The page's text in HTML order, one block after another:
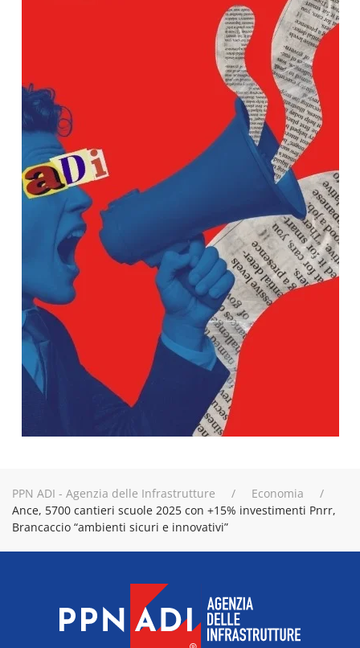
PPN ADI - Agenzia delle Infrastrutture
Economia
Ance, 5700 cantieri scuole 2025 con +15% investimenti Pnrr,
Brancaccio “ambienti sicuri e innovativi”